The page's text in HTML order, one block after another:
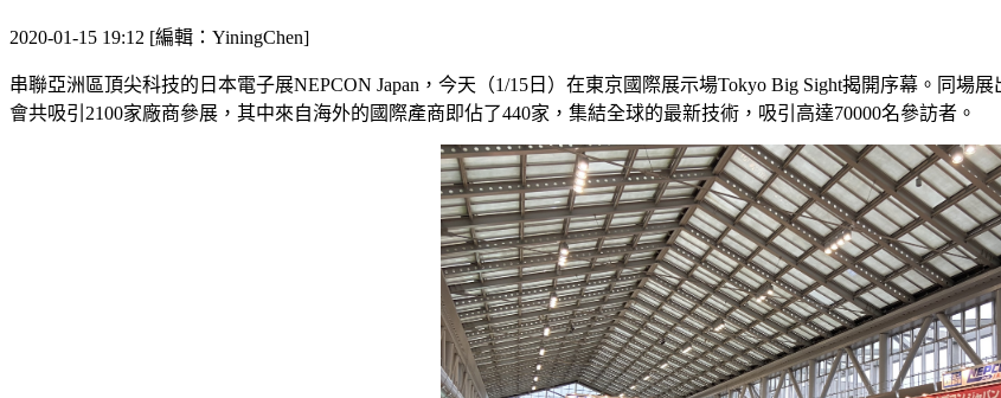
2020-01-15 19:12 [編輯：YiningChen]
串聯亞洲區頂尖科技的日本電子展NEPCON Japan，今天（1/15日）在東京國際展示場Tokyo Big Sight揭開序幕。同
會共吸引2100家廠商參展，其中來自海外的國際產商即佔了440家，集結全球的最新技術，吸引高達70000名參訪者。